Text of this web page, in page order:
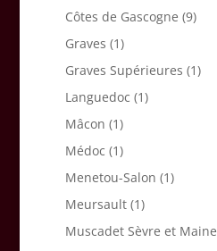
Côtes de Gascogne (9)
Graves (1)
Graves Supérieures (1)
Languedoc (1)
Mâcon (1)
Médoc (1)
Menetou-Salon (1)
Meursault (1)
Muscadet Sèvre et Maine